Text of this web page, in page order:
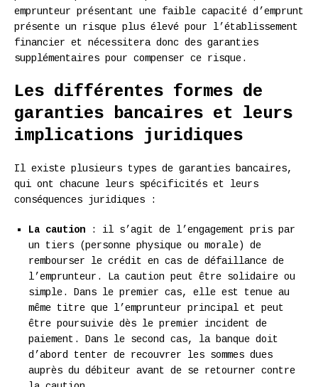
emprunteur présentant une faible capacité d’emprunt
présente un risque plus élevé pour l’établissement
financier et nécessitera donc des garanties
supplémentaires pour compenser ce risque.
Les différentes formes de
garanties bancaires et leurs
implications juridiques
Il existe plusieurs types de garanties bancaires,
qui ont chacune leurs spécificités et leurs
conséquences juridiques :
La caution : il s’agit de l’engagement pris par
un tiers (personne physique ou morale) de
rembourser le crédit en cas de défaillance de
l’emprunteur. La caution peut être solidaire ou
simple. Dans le premier cas, elle est tenue au
même titre que l’emprunteur principal et peut
être poursuivie dès le premier incident de
paiement. Dans le second cas, la banque doit
d’abord tenter de recouvrer les sommes dues
auprès du débiteur avant de se retourner contre